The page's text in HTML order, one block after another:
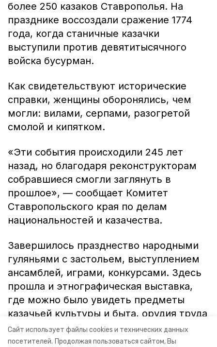
Сайт использует файлы cookies и технических данных
посетителей. Продолжая пользоваться сайтом, Вы
более 250 казаков Ставрополья. На
празднике воссоздали сражение 1774
года, когда станичные казачки
выступили против девятитысячного
войска бусурман.
Как свидетельствуют исторические
справки, женщины оборонялись, чем
могли: вилами, серпами, разогретой
смолой и кипятком.
«Эти события происходили 245 лет
назад, но благодаря реконструкторам
собравшиеся смогли заглянуть в
прошлое», — сообщает Комитет
Ставропольского края по делам
национальностей и казачества.
Завершилось празднество народными
гуляньями с застольем, выступлением
ансамблей, играми, конкурсами. Здесь
прошла и этнографическая выставка,
где можно было увидеть предметы
казачьей культуры и быта, орудия труда
и боя, посуду, использовавшуюся сто,
двести и больше лет назад.